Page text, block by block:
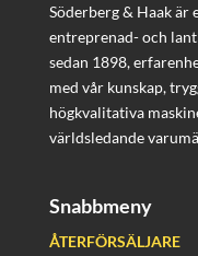
Söderberg & Haak är
entreprenad- och
sedan 1898,
med vår kunskap,
högkvalitativa
världsledande
Snabbmeny
ÅTERFÖRSÄLJARE